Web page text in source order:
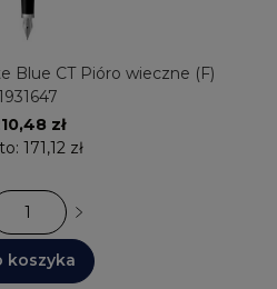
Blue CT Pióro wieczne (F)
zł
171,12 zł
koszyka